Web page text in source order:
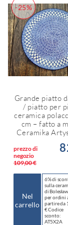
-25%
Grande piatto
/ piatto per
ceramica
cm – fatto a
Ceramika
prezzo di
negozio
109,00 €
Nel
carrello
6% di
sulla
di
per ordini
partire da
€ Codice
sconto:
AT5X2A